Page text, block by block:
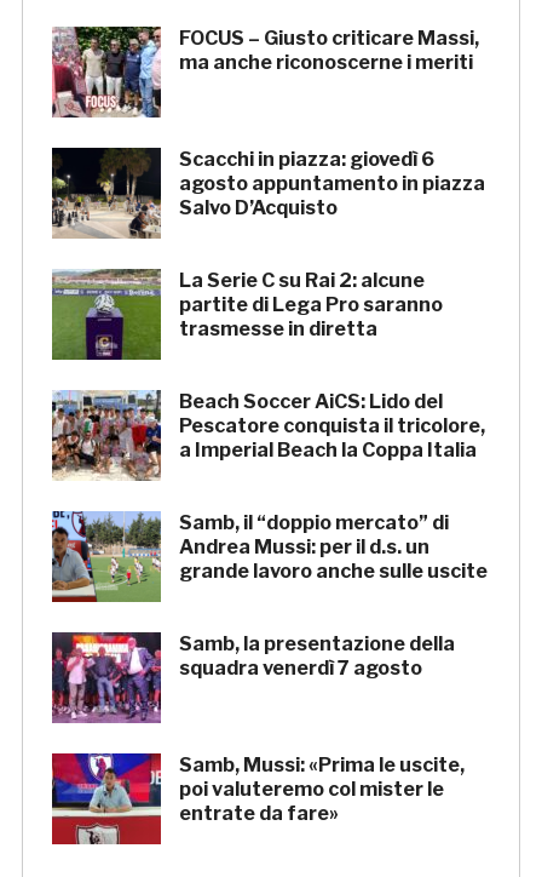
FOCUS – Giusto criticare Massi,
ma anche riconoscerne i meriti
Scacchi in piazza: giovedì 6
agosto appuntamento in piazza
Salvo D’Acquisto
La Serie C su Rai 2: alcune
partite di Lega Pro saranno
trasmesse in diretta
Beach Soccer AiCS: Lido del
Pescatore conquista il tricolore,
a Imperial Beach la Coppa Italia
Samb, il “doppio mercato” di
Andrea Mussi: per il d.s. un
grande lavoro anche sulle uscite
Samb, la presentazione della
squadra venerdì 7 agosto
Samb, Mussi: «Prima le uscite,
poi valuteremo col mister le
entrate da fare»